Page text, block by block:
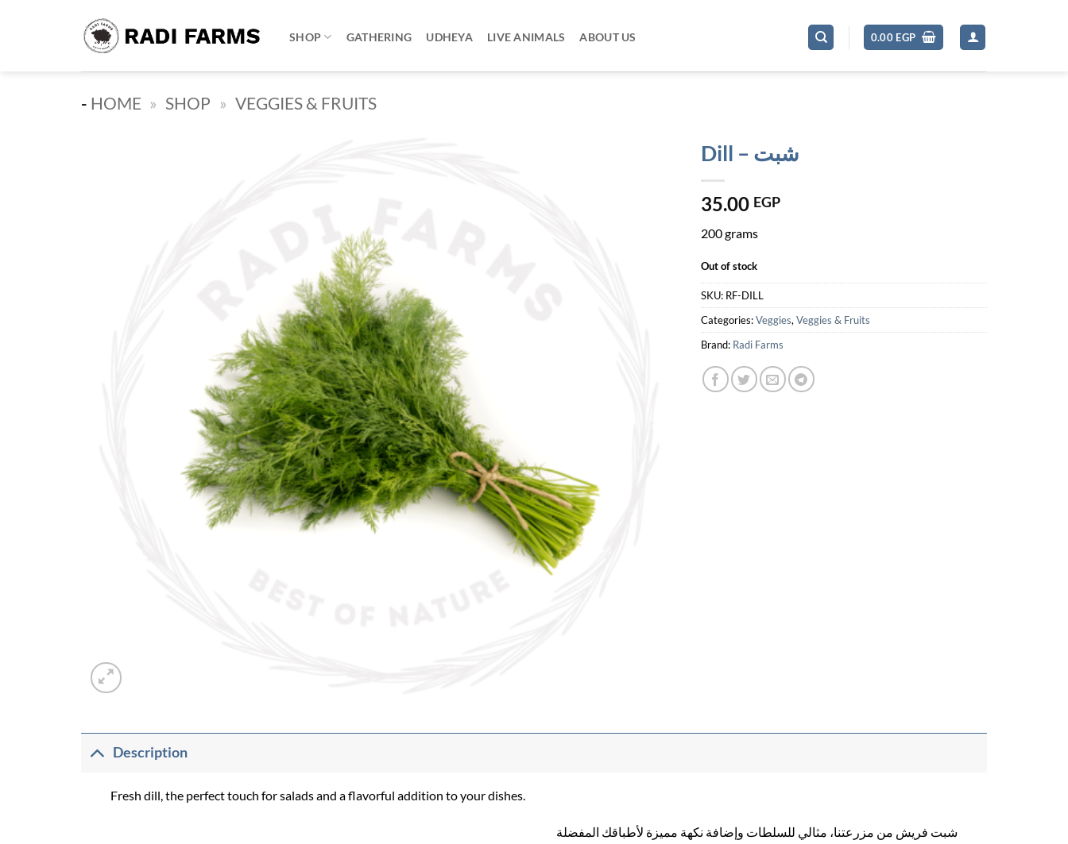
SHOP GATHERING UDHEYA LIVE ANIMALS ABOUT US 0.00 EGP
- HOME » SHOP » VEGGIES & FRUITS
Dill – شبت
35.00 EGP
200 grams
Out of stock
SKU: RF-DILL
Categories:Veggies, Veggies & Fruits
Brand: Radi Farms
Description
Fresh dill, the perfect touch for salads and a flavorful addition to your dishes.
شبت فريش من مزرعتنا، مثالي للسلطات وإضافة نكهة مميزة لأطباقك المفضلة